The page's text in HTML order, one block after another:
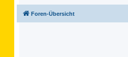
Foren-Übersicht